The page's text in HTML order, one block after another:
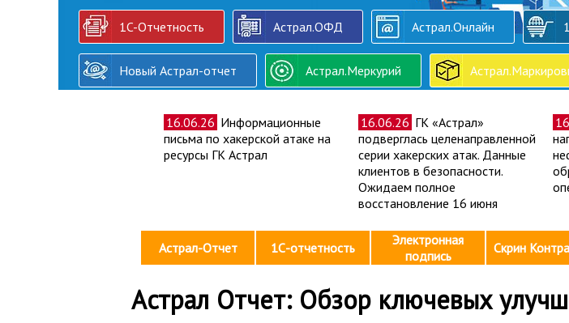
1C-Отчетность Астрал.ОФД Астрал.Онлайн
Новый Астрал-отчет Астрал.Меркурий
16.06.26 Информационные
письма по хакерской атаке на
ресурсы ГК Астрал
16.06.26 ГК «Астрал»
подверглась целенаправленной
серии хакерских атак. Данные
клиентов в безопасности.
Ожидаем полное
восстановление 16 июня
Астрал-Отчет 1С-отчетность
Электронная
подпись
Скрин
Астрал Отчет: Обзор ключевых